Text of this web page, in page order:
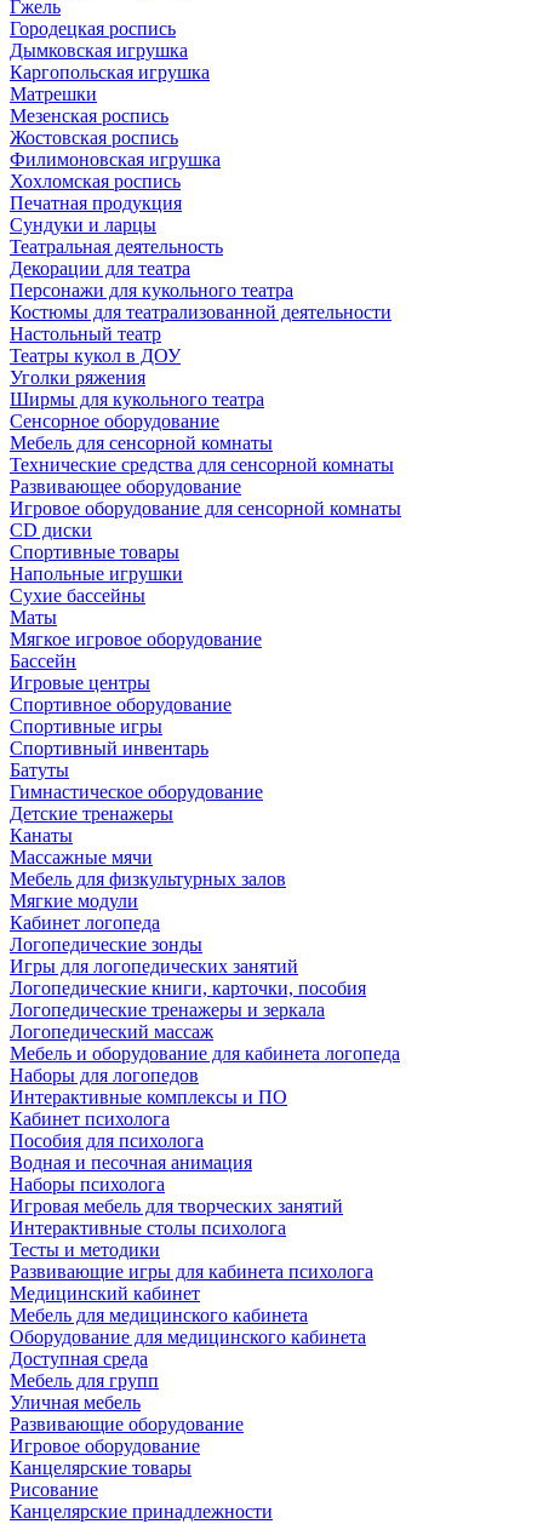
Гжель
Городецкая роспись
Дымковская игрушка
Каргопольская игрушка
Матрешки
Мезенская роспись
Жостовская роспись
Филимоновская игрушка
Хохломская роспись
Печатная продукция
Сундуки и ларцы
Театральная деятельность
Декорации для театра
Персонажи для кукольного театра
Костюмы для театрализованной деятельности
Настольный театр
Театры кукол в ДОУ
Уголки ряжения
Ширмы для кукольного театра
Сенсорное оборудование
Мебель для сенсорной комнаты
Технические средства для сенсорной комнаты
Развивающее оборудование
Игровое оборудование для сенсорной комнаты
CD диски
Спортивные товары
Напольные игрушки
Сухие бассейны
Маты
Мягкое игровое оборудование
Бассейн
Игровые центры
Спортивное оборудование
Спортивные игры
Спортивный инвентарь
Батуты
Гимнастическое оборудование
Детские тренажеры
Канаты
Массажные мячи
Мебель для физкультурных залов
Мягкие модули
Кабинет логопеда
Логопедические зонды
Игры для логопедических занятий
Логопедические книги, карточки, пособия
Логопедические тренажеры и зеркала
Логопедический массаж
Мебель и оборудование для кабинета логопеда
Наборы для логопедов
Интерактивные комплексы и ПО
Кабинет психолога
Пособия для психолога
Водная и песочная анимация
Наборы психолога
Игровая мебель для творческих занятий
Интерактивные столы психолога
Тесты и методики
Развивающие игры для кабинета психолога
Медицинский кабинет
Мебель для медицинского кабинета
Оборудование для медицинского кабинета
Доступная среда
Мебель для групп
Уличная мебель
Развивающие оборудование
Игровое оборудование
Канцелярские товары
Рисование
Канцелярские принадлежности